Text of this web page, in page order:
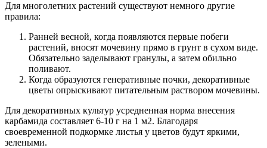
Для многолетних растений существуют немного другие
правила:
Ранней весной, когда появляются первые побеги
растений, вносят мочевину прямо в грунт в сухом виде.
Обязательно заделывают гранулы, а затем обильно
поливают.
Когда образуются генеративные почки, декоративные
цветы опрыскивают питательным раствором мочевины.
Для декоративных культур усредненная норма внесения
карбамида составляет 6-10 г на 1 м2. Благодаря
своевременной подкормке листья у цветов будут яркими,
зелеными.